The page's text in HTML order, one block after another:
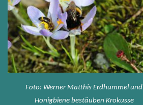
Foto: Werner Matthis Erdhummel und
Honigbiene bestäuben Krokusse